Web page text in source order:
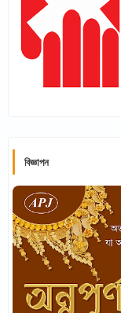
বিজ্ঞাপন